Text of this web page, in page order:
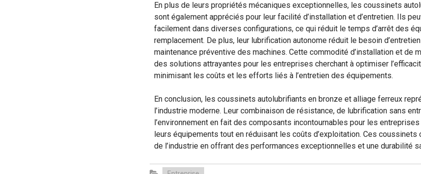
En plus de leurs propriétés mécaniques exceptionnelles, les coussinets
sont également appréciés pour leur facilité d’installation et d’entretien. Ils
facilement dans diverses configurations, ce qui réduit le temps d’arrêt des
remplacement. De plus, leur lubrification autonome réduit le besoin
maintenance préventive des machines. Cette commodité d’installation et de
des solutions attrayantes pour les entreprises cherchant à optimiser
minimisant les coûts et les efforts liés à l’entretien des équipements.
En conclusion, les coussinets autolubrifiants en bronze et alliage ferreux
l’industrie moderne. Leur combinaison de résistance, de lubrification sans
l’environnement en fait des composants incontournables pour les
leurs équipements tout en réduisant les coûts d’exploitation. Ces
de l’industrie en offrant des performances exceptionnelles et une durabilité